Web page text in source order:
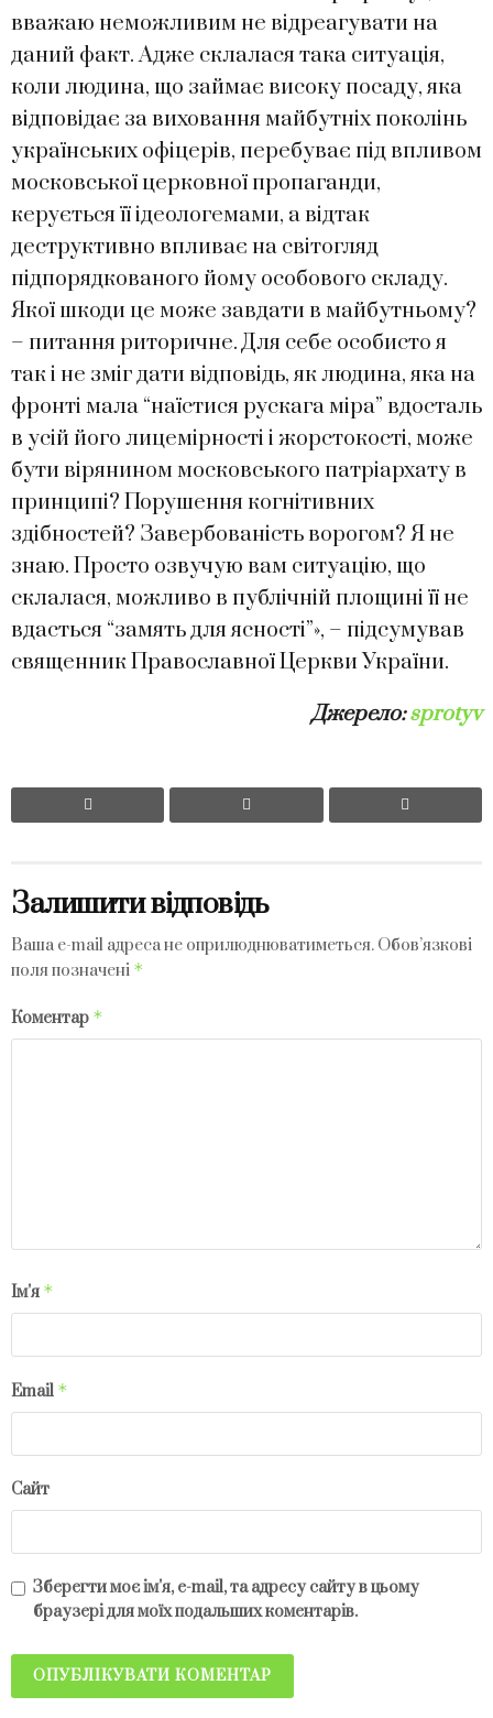
вважаю неможливим не відреагувати на
даний факт. Адже склалася така ситуація,
коли людина, що займає високу посаду, яка
відповідає за виховання майбутніх поколінь
українських офіцерів, перебуває під впливом
московської церковної пропаганди,
керується її ідеологемами, а відтак
деструктивно впливає на світогляд
підпорядкованого йому особового складу.
Якої шкоди це може завдати в майбутньому?
– питання риторичне. Для себе особисто я
так і не зміг дати відповідь, як людина, яка на
фронті мала “наїстися рускага міра” вдосталь
в усій його лицемірності і жорстокості, може
бути вірянином московського патріархату в
принципі? Порушення когнітивних
здібностей? Завербованість ворогом? Я не
знаю. Просто озвучую вам ситуацію, що
склалася, можливо в публічній площині її не
вдасться “замять для ясності”», – підсумував
священник Православної Церкви України.
Джерело:sprotyv
Залишити відповідь
Ваша e-mail адреса не оприлюднюватиметься. Обов’язкові
поля позначені *
Коментар *
Ім'я *
Email *
Сайт
Зберегти моє ім'я, e-mail, та адресу сайту в цьому
браузері для моїх подальших коментарів.